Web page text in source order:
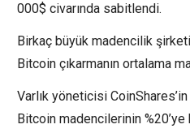
000$ civarında sabitlendi.
Birkaç büyük madencilik
Bitcoin çıkarmanın ortalama
Varlık yöneticisi
Bitcoin madencilerinin